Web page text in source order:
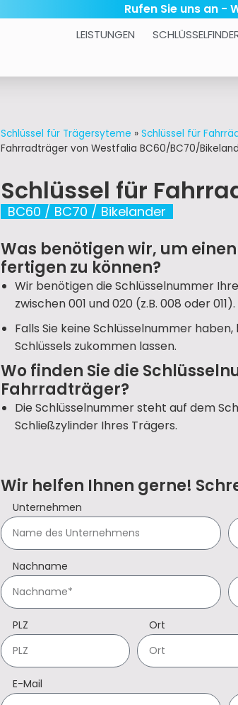
Rufen Sie uns an -
LEISTUNGEN
Schlüssel für Trägersyteme » Schlüssel für
Fahrradträger von Westfalia BC60/BC70/
Schlüssel für
BC60 / BC70 / Bikelander
Was benötigen wir, um
fertigen zu können?
Wir benötigen die Schlüsselnummer
zwischen 001 und 020 (z.B. 008 oder 011).
Falls Sie keine Schlüsselnummer
Schlüssels zukommen lassen.
Wo finden Sie die
Fahrradträger?
Die Schlüsselnummer steht auf dem
Schließzylinder Ihres Trägers.
Wir helfen Ihnen gerne!
Unternehmen
Nachname
PLZ Ort
E-Mail